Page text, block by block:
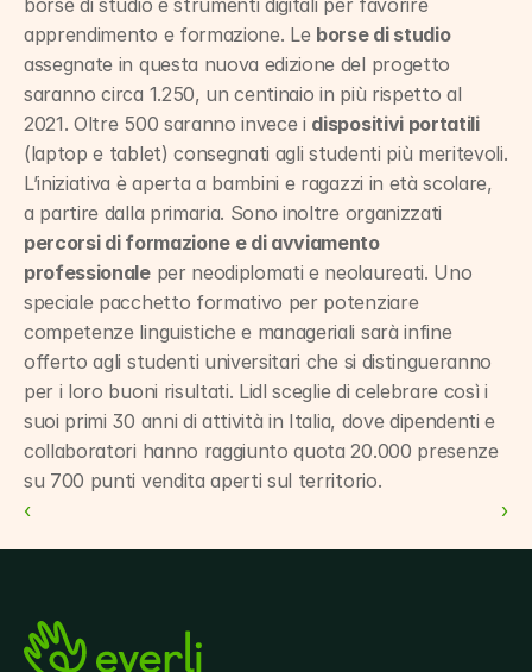
borse di studio e strumenti digitali per favorire
apprendimento e formazione. Le borse di studio
assegnate in questa nuova edizione del progetto
saranno circa 1.250, un centinaio in più rispetto al
2021. Oltre 500 saranno invece i dispositivi portatili
(laptop e tablet) consegnati agli studenti più meritevoli.
L’iniziativa è aperta a bambini e ragazzi in età scolare,
percorsi di formazione e di avviamento
professionale per neodiplomati e neolaureati. Uno
speciale pacchetto formativo per potenziare
competenze linguistiche e manageriali sarà infine
offerto agli studenti universitari che si distingueranno
per i loro buoni risultati. Lidl sceglie di celebrare così i
suoi primi 30 anni di attività in Italia, dove dipendenti e
collaboratori hanno raggiunto quota 20.000 presenze
su 700 punti vendita aperti sul territorio.
‹
›